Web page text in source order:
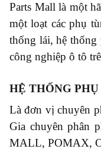
Parts Mall là một
một loạt các phụ
thống lái, hệ thống
công nghiệp ô tô
HỆ THỐNG
Là đơn vị chuyên
Gia chuyên phân
MALL, POMAX,